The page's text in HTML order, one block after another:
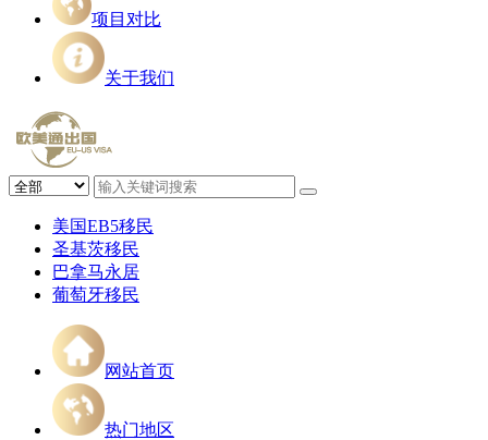
项目对比
关于我们
美国EB5移民
圣基茨移民
巴拿马永居
葡萄牙移民
网站首页
热门地区